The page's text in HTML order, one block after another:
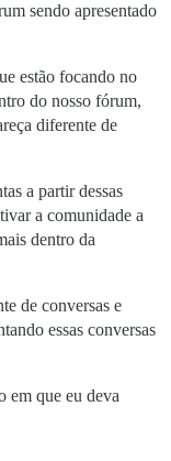
sendo apresentado
estão focando no
do nosso fórum,
diferente de
a partir dessas
a comunidade a
dentro da
de conversas e
essas conversas
em que eu deva